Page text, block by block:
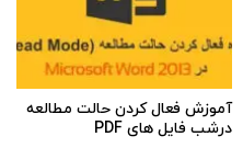
آموزش فعال کردن حالت مطالعه
درشب فایل های PDF